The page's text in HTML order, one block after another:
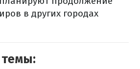
в других городах